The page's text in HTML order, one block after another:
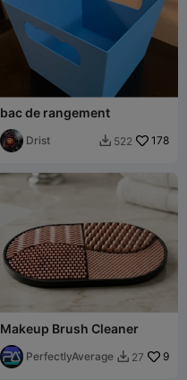
bac de rangement
Drist  522 178
Makeup Brush Cleaner
PerfectlyAverage  27 9